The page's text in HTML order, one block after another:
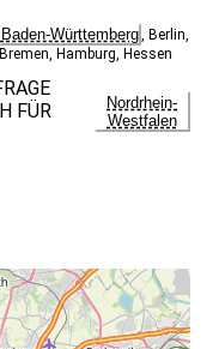
Baden-Württemberg Berlin
Bremen Hamburg Hessen
FÜR
Nordrhein-
Westfalen